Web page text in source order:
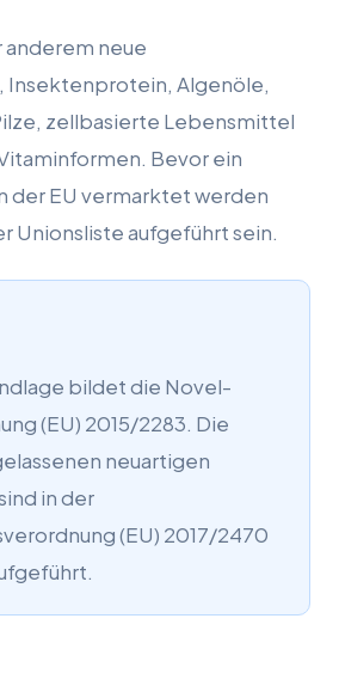
anderem neue
Insektenprotein, Algenöle,
zellbasierte Lebensmittel
Bevor ein
der EU vermarktet werden
Unionsliste aufgeführt sein.
bildet die Novel-
(EU) 2015/2283. Die
neuartigen
in der
(EU) 2017/2470